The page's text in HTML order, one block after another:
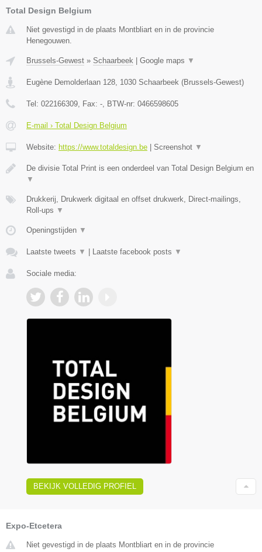
Total Design Belgium
Niet gevestigd in de plaats Montbliart en in de provincie
Henegouwen.
Brussels-Gewest » Schaarbeek | Google maps ▼
Eugène Demolderlaan 128 1030 Schaarbeek (Brussels-Gewest)
Tel: 022166309 , Fax: - , BTW-nr: 0466598605
E-mail › Total Design Belgium
Website: https://www.totaldesign.be | Screenshot ▼
De divisie Total Print is een onderdeel van Total Design Belgium en
▼
Drukkerij, Drukwerk digitaal en offset drukwerk, Direct-mailings,
Roll-ups ▼
Openingstijden ▼
Laatste tweets ▼ | Laatste facebook posts ▼
Sociale media:
BEKIJK VOLLEDIG PROFIEL
Expo-Etcetera
Niet gevestigd in de plaats Montbliart en in de provincie